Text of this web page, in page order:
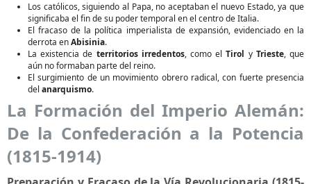
Los católicos, siguiendo al Papa, no aceptaban el nuevo Estado, ya que
significaba el fin de su poder temporal en el centro de Italia.
El fracaso de la política imperialista de expansión, evidenciado en la
derrota enAbisinia.
La existencia de territorios irredentos, como elTirol y Trieste, que
aún no formaban parte del reino.
El surgimiento de un movimiento obrero radical, con fuerte presencia
del anarquismo.
La Formación del Imperio Alemán:
De la Confederación a la Potencia
(1815-1914)